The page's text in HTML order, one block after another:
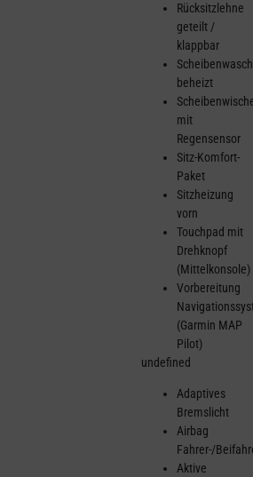
Rücksitzlehne
geteilt /
klappbar
beheizt
mit
Regensensor
Sitz-Komfort-
Paket
Sitzheizung
vorn
Touchpad mit
Drehknopf
(Mittelkonsole)
Vorbereitung
(Garmin MAP
Pilot)
undefined
Adaptives
Bremslicht
Airbag
Fahrer-/
Aktive